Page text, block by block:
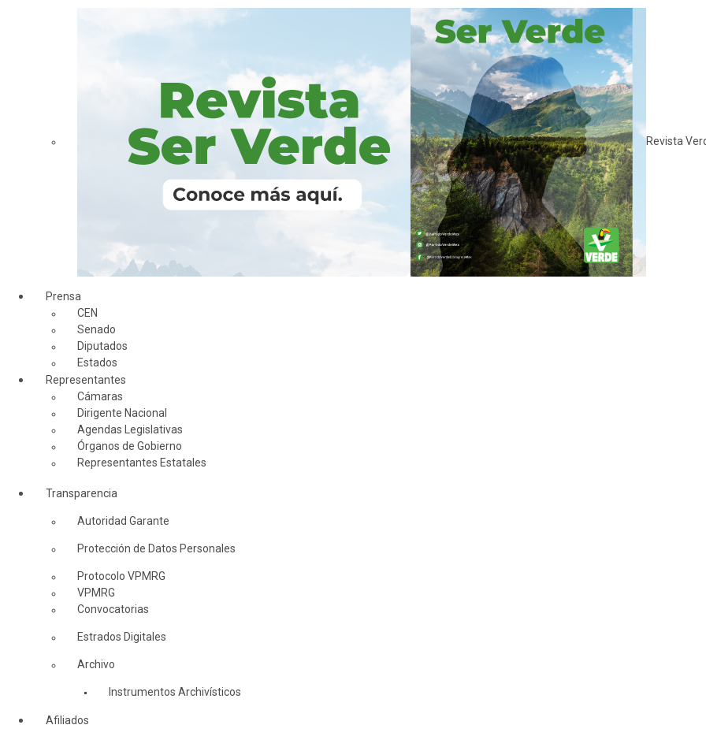
Revista
Prensa
CEN
Senado
Diputados
Estados
Representantes
Cámaras
Dirigente Nacional
Agendas Legislativas
Órganos de Gobierno
Representantes Estatales
Transparencia
Autoridad Garante
Protección de Datos Personales
Protocolo VPMRG
VPMRG
Convocatorias
Estrados Digitales
Archivo
Instrumentos Archivísticos
Afiliados